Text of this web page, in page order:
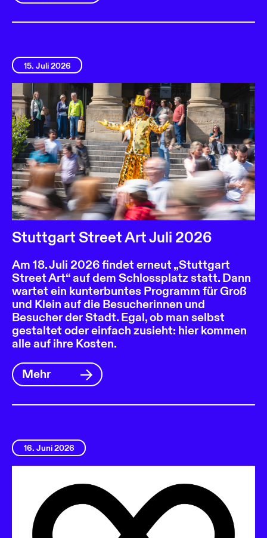
15. Juli 2026
Stuttgart Street Art Juli 2026
Am 18. Juli 2026 findet erneut „Stuttgart
Street Art“ auf dem Schlossplatz statt. Dann
wartet ein kunterbuntes Programm für Groß
und Klein auf die Besucherinnen und
Besucher der Stadt. Egal, ob man selbst
gestaltet oder einfach zusieht: hier kommen
alle auf ihre Kosten.
Mehr
16. Juni 2026